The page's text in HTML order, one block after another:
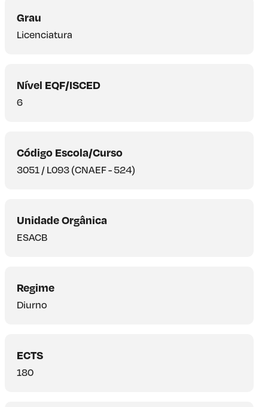
Grau
Licenciatura
Nível EQF/ISCED
6
Código Escola/Curso
3051 / L093 (CNAEF - 524)
Unidade Orgânica
ESACB
Regime
Diurno
ECTS
180